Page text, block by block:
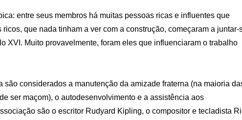
entre seus membros há muitas pessoas ricas e influentes que
que nada tinham a ver com a construção, começaram a juntar-
XVI. Muito provavelmente, foram eles que influenciaram o trabalho
considerados a manutenção da amizade fraterna (na maioria
ser maçom), o autodesenvolvimento e a assistência aos
são o escritor Rudyard Kipling, o compositor e tecladista